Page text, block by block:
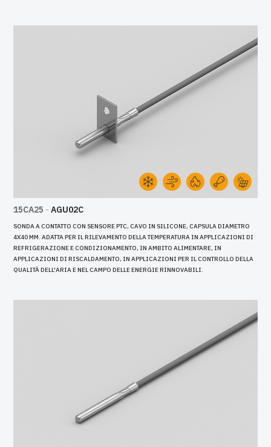
15CA25 - AGU02C
SONDA A CONTATTO CON SENSORE PTC, CAVO IN SILICONE, CAPSULA DIAMETRO
4X40 MM. ADATTA PER IL RILEVAMENTO DELLA TEMPERATURA IN APPLICAZIONI DI
REFRIGERAZIONE E CONDIZIONAMENTO, IN AMBITO ALIMENTARE, IN
APPLICAZIONI DI RISCALDAMENTO, IN APPLICAZIONI PER IL CONTROLLO DELLA
QUALITÀ DELL'ARIA E NEL CAMPO DELLE ENERGIE RINNOVABILI.